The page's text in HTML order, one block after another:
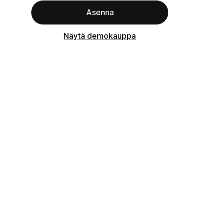
Asenna
Näytä demokauppa